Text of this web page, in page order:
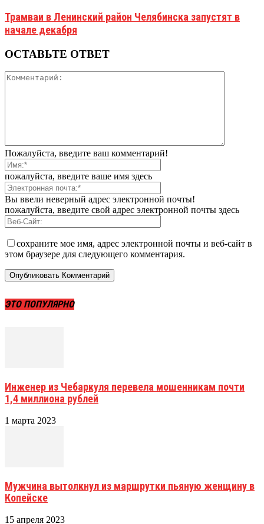
Трамваи в Ленинский район Челябинска запустят в
начале декабря
ОСТАВЬТЕ ОТВЕТ
Пожалуйста, введите ваш комментарий!
пожалуйста, введите ваше имя здесь
Вы ввели неверный адрес электронной почты!
пожалуйста, введите свой адрес электронной почты здесь
сохраните мое имя, адрес электронной почты и веб-сайт в
этом браузере для следующего комментария.
ЭТО ПОПУЛЯРНО
Инженер из Чебаркуля перевела мошенникам почти
1,4 миллиона рублей
1 марта 2023
Мужчина вытолкнул из маршрутки пьяную женщину в
Копейске
15 апреля 2023